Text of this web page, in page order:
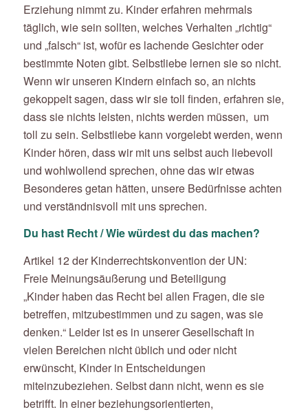
Erziehung nimmt zu. Kinder erfahren mehrmals
täglich, wie sein sollten, welches Verhalten „richtig“
und „falsch“ ist, wofür es lachende Gesichter oder
bestimmte Noten gibt. Selbstliebe lernen sie so nicht.
Wenn wir unseren Kindern einfach so, an nichts
gekoppelt sagen, dass wir sie toll finden, erfahren sie,
dass sie nichts leisten, nichts werden müssen, um
toll zu sein. Selbstliebe kann vorgelebt werden, wenn
Kinder hören, dass wir mit uns selbst auch liebevoll
und wohlwollend sprechen, ohne das wir etwas
Besonderes getan hätten, unsere Bedürfnisse achten
und verständnisvoll mit uns sprechen.
Du hast Recht / Wie würdest du das machen?
Artikel 12 der Kinderrechtskonvention der UN:
Freie Meinungsäußerung und Beteiligung
„Kinder haben das Recht bei allen Fragen, die sie
betreffen, mitzubestimmen und zu sagen, was sie
denken.“ Leider ist es in unserer Gesellschaft in
vielen Bereichen nicht üblich und oder nicht
erwünscht, Kinder in Entscheidungen
miteinzubeziehen. Selbst dann nicht, wenn es sie
betrifft. In einer beziehungsorientierten,